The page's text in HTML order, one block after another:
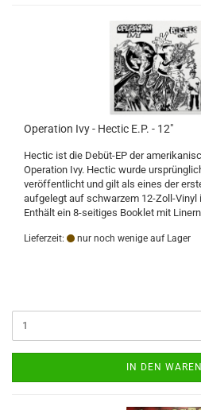
Operation Ivy - Hectic E.P. - 12"
Hectic ist die Debüt-EP der
Operation Ivy. Hectic wurde
veröffentlicht und gilt als eines der
aufgelegt auf schwarzem 12-Zoll-Vinyl
Enthält ein 8-seitiges Booklet mit
Lieferzeit: nur noch wenige auf Lager
IN DEN